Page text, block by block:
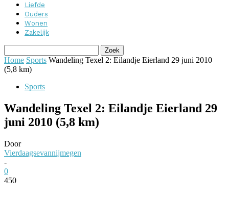
Liefde
Ouders
Wonen
Zakelijk
Home Sports Wandeling Texel 2: Eilandje Eierland 29 juni 2010
(5,8 km)
Sports
Wandeling Texel 2: Eilandje Eierland 29
juni 2010 (5,8 km)
Door
Vierdaagsevannijmegen
-
0
450